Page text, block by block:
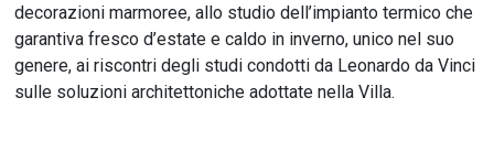
decorazioni marmoree, allo studio dell’impianto termico che
garantiva fresco d’estate e caldo in inverno, unico nel suo
genere, ai riscontri degli studi condotti da Leonardo da Vinci
sulle soluzioni architettoniche adottate nella Villa.